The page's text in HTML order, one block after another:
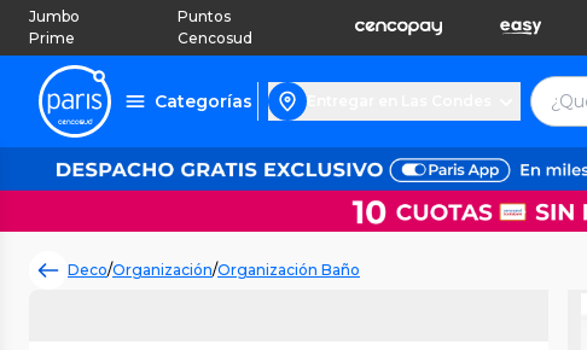
Jumbo
Prime
Puntos
Cencosud
Categorías
Deco/Organización/Organización Baño